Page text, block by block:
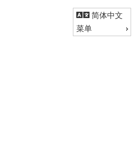
简体中文
菜单